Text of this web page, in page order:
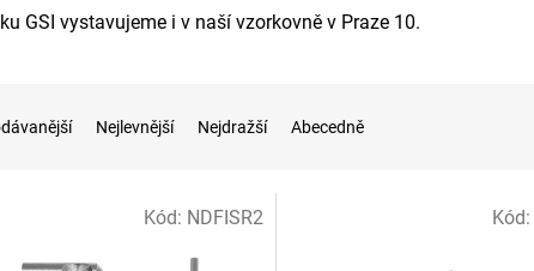
GSI vystavujeme i v naší vzorkovně v Praze 10.
Nejlevnější Nejdražší Abecedně
Kód: NDFISR2 Kód: